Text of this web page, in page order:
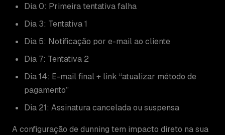
Dia 0: Primeira tentativa falha
Dia 3: Tentativa 1
Dia 5: Notificação por e-mail ao cliente
Dia 7: Tentativa 2
Dia 14: E-mail final + link “atualizar método de
pagamento”
Dia 21: Assinatura cancelada ou suspensa
A configuração de dunning tem impacto direto na sua